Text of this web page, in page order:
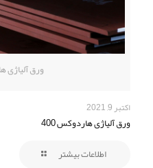
ورق آلیاژی
اکتبر 9, 2021
ورق آلیاژی هاردوکس 400
اطلاعات بیشتر